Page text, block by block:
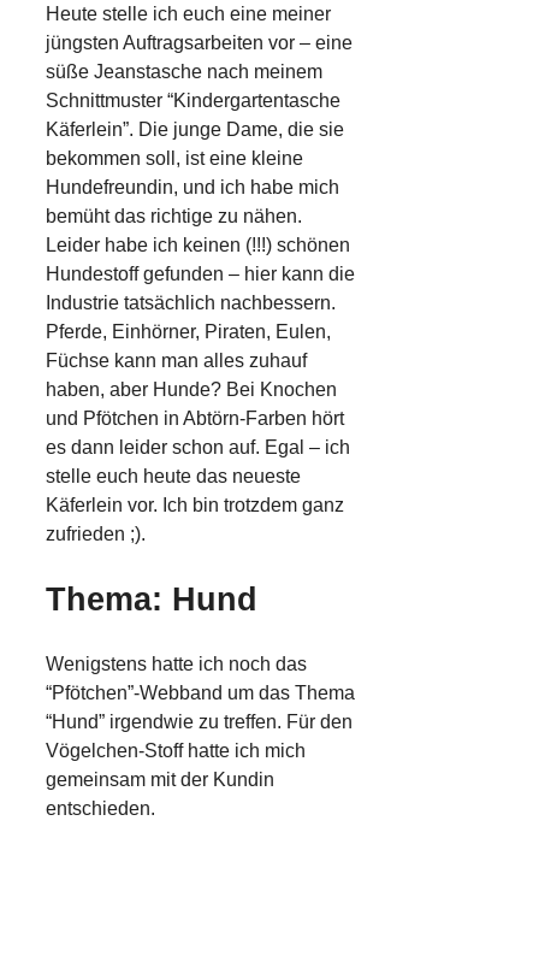
Heute stelle ich euch eine meiner
jüngsten Auftragsarbeiten vor – eine
süße Jeanstasche nach meinem
Schnittmuster “Kindergartentasche
Käferlein”. Die junge Dame, die sie
bekommen soll, ist eine kleine
Hundefreundin, und ich habe mich
bemüht das richtige zu nähen.
Leider habe ich keinen (!!!) schönen
Hundestoff gefunden – hier kann die
Industrie tatsächlich nachbessern.
Pferde, Einhörner, Piraten, Eulen,
Füchse kann man alles zuhauf
haben, aber Hunde? Bei Knochen
und Pfötchen in Abtörn-Farben hört
es dann leider schon auf. Egal – ich
stelle euch heute das neueste
Käferlein vor. Ich bin trotzdem ganz
zufrieden ;).
Thema: Hund
Wenigstens hatte ich noch das
“Pfötchen”-Webband um das Thema
“Hund” irgendwie zu treffen. Für den
Vögelchen-Stoff hatte ich mich
gemeinsam mit der Kundin
entschieden.